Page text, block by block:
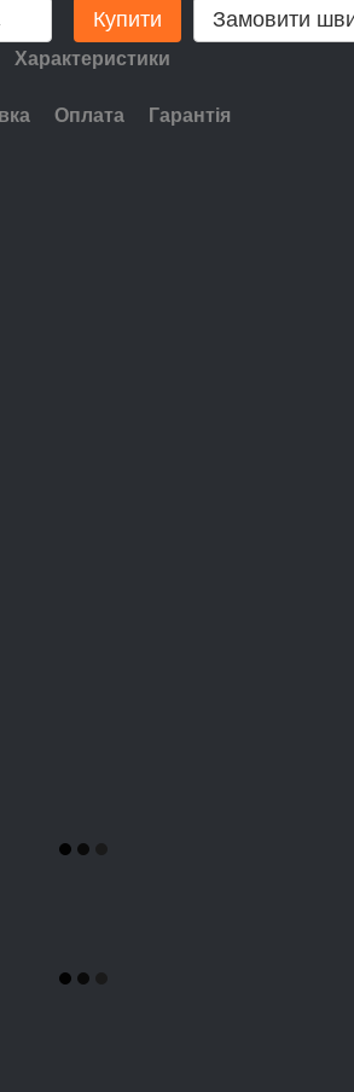
Купити Замовити
Характеристики
Оплата Гарантія